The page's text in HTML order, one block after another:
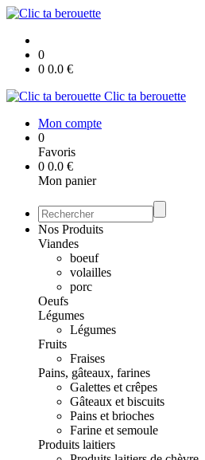
0
0 0.0 €
Clic ta berouette
Mon compte
0
Favoris
0 0.0 €
Mon panier
Nos Produits
Viandes
boeuf
volailles
porc
Oeufs
Légumes
Légumes
Fruits
Fraises
Pains, gâteaux, farines
Galettes et crêpes
Gâteaux et biscuits
Pains et brioches
Farine et semoule
Produits laitiers